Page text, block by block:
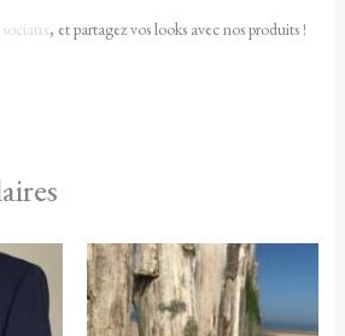
, et partagez vos looks avec nos produits !